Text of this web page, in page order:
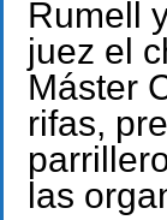
Rumell
juez el
Máster
rifas,
las